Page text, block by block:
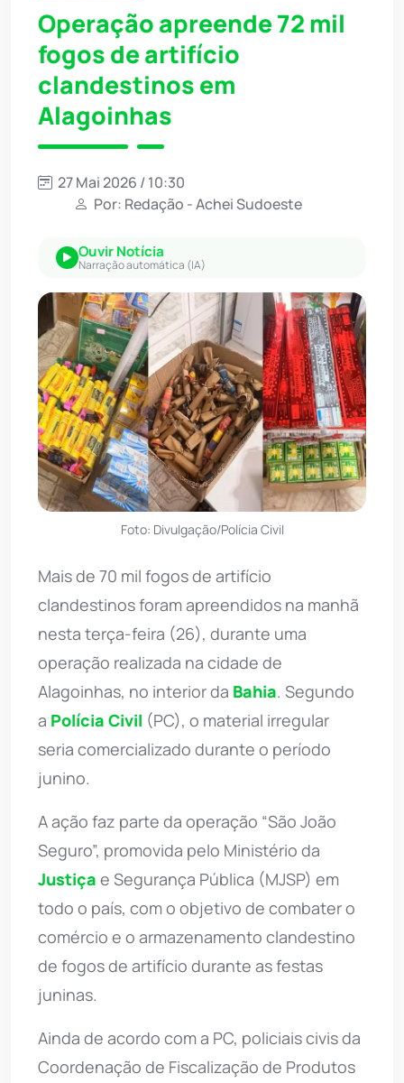
Operação apreende 72 mil
fogos de artifício
clandestinos em
Alagoinhas
27 Mai 2026 / 10:30
Por: Redação - Achei Sudoeste
Ouvir Notícia
Narração automática (IA)
Foto: Divulgação/Polícia Civil
Mais de 70 mil fogos de artifício
clandestinos foram apreendidos na manhã
nesta terça-feira (26), durante uma
operação realizada na cidade de
Alagoinhas, no interior da Bahia. Segundo
a Polícia Civil (PC), o material irregular
seria comercializado durante o período
junino.
A ação faz parte da operação “São João
Seguro”, promovida pelo Ministério da
Justiça e Segurança Pública (MJSP) em
todo o país, com o objetivo de combater o
comércio e o armazenamento clandestino
de fogos de artifício durante as festas
juninas.
Ainda de acordo com a PC, policiais civis da
Coordenação de Fiscalização de Produtos